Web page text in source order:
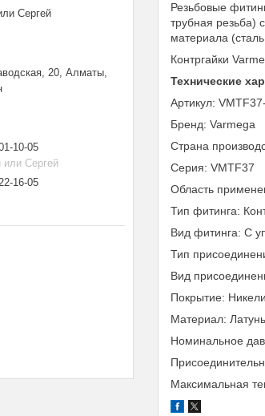
Резьбовые
трубная резьба)
материала
Контргайки
Технические
Артикул:
Бренд: Varmega
Страна
Серия: VMTF37
Область
Тип фитинга:
Вид фитинга: С
Тип
Вид
Покрытие:
Материал: Латунь
Номинальное
Максимальная
Сергей
20, Алматы,
10-05
или Сергей
16-05